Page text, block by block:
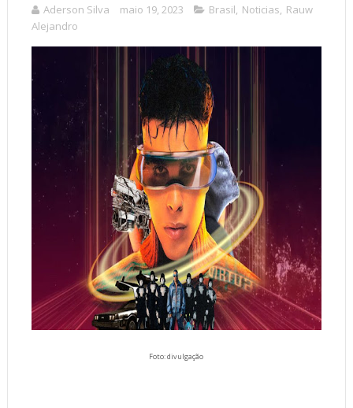
Aderson Silva maio 19, 2023 Brasil, Noticias, Rauw
Alejandro
Foto: divulgação